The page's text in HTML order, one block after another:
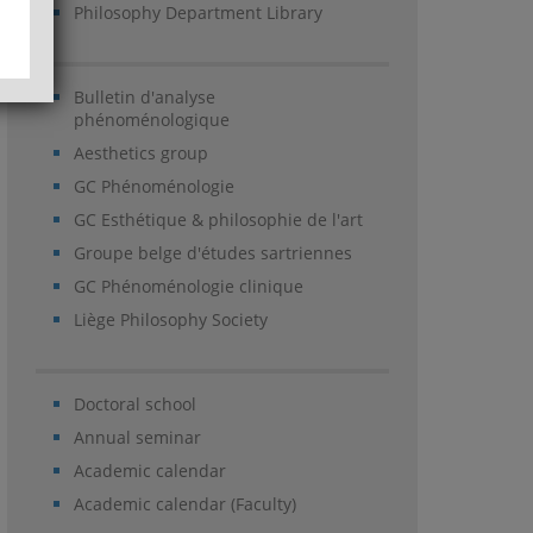
Philosophy Department Library
Bulletin d'analyse
phénoménologique
Aesthetics group
GC Phénoménologie
GC Esthétique & philosophie de l'art
Groupe belge d'études sartriennes
GC Phénoménologie clinique
Liège Philosophy Society
Doctoral school
Annual seminar
Academic calendar
Academic calendar (Faculty)